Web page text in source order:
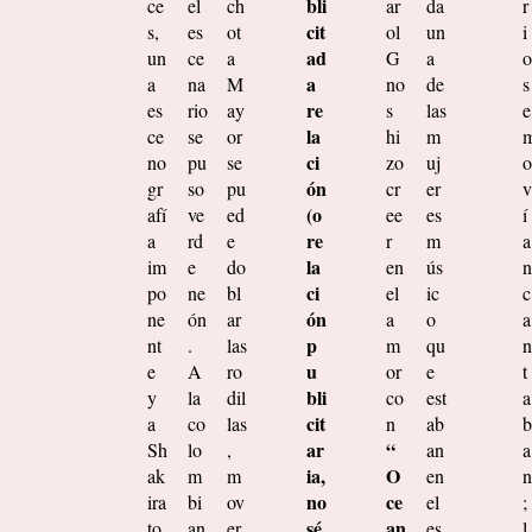
s,
un
a
es
ce
no
gr
afí
a
im
po
ne
nt
e
y
a
Sh
ak
ira
es
ce
na
rio
se
pu
so
ve
rd
e
ne
ón
.
A
la
co
lo
m
bi
ot
a
M
ay
or
se
pu
ed
e
do
bl
ar
las
ro
dil
las
,
m
ov
cit
ad
a
re
la
ci
ón
(o
re
la
ci
ón
p
u
bli
cit
ar
ia,
no
ol
G
no
s
hi
zo
cr
ee
r
en
el
a
m
or
co
n
“
O
ce
un
a
de
las
m
uj
er
es
m
ús
ic
o
qu
e
est
ab
an
en
el
i
o
s
e
o
v
í
a
n
c
a
n
t
a
b
a
n
;